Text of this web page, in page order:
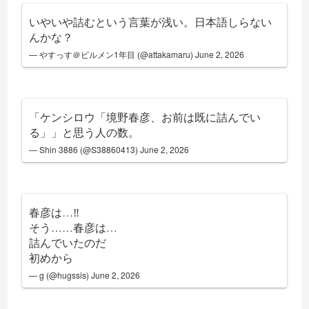
いやいや詰むという言葉が浅い。日本語しらない
んかな？
— やすっす＠ビルメン1年目 (@attakamaru)June 2, 2026
「ケンシロウ「境野春彦、お前は既に詰んでい
る」」と思う人の数。
— Shin 3886 (@S38860413)June 2, 2026
春彦は…‼︎
そう……春彦は…
詰んでいたのだ
初めから
— g (@hugssis)June 2, 2026